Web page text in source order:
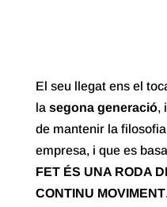
El seu llegat ens el
la segona generació,
de mantenir la
empresa, i que es
FET ÉS UNA RODA
CONTINU MOVIMENT